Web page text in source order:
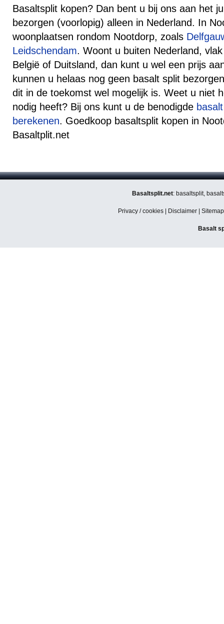
Basaltsplit kopen? Dan bent u bij ons aan het
bezorgen (voorlopig) alleen in Nederland. In
woonplaatsen rondom Nootdorp, zoals
Leidschendam. Woont u buiten Nederland,
België of Duitsland, dan kunt u wel een prijs
kunnen u helaas nog geen basalt split
dit in de toekomst wel mogelijk is. Weet u niet
nodig heeft? Bij ons kunt u de benodigde
berekenen. Goedkoop basaltsplit kopen in
Basaltplit.net
Basaltsplit.net: basaltsplit,
Privacy / cookies Disclaimer Sitemap
Basalt